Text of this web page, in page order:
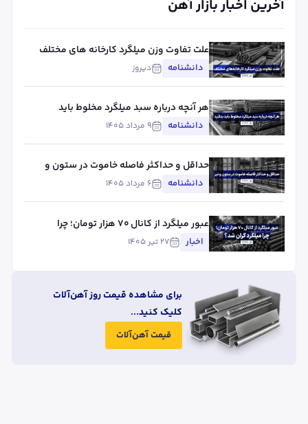
آخرین اخبار بازار آهن
علت تفاوت وزن میلگرد کارخانه های مختلف
چیست؟ بررسی استاندارد، تلورانس و عوامل
مؤثر
دانشنامه دیروز
هر آنچه درباره سبد میلگرد مخلوط باید
بدانید
دانشنامه ۹ مرداد ۱۴۰۵
حداقل و حداکثر فاصله خاموت در ستون و
تیر
دانشنامه ۶ مرداد ۱۴۰۵
عبور میلگرد از کانال ۷۰ هزار تومان؛ چرا
میلگرد گران شد؟
اخبار ۲۷ تیر ۱۴۰۵
برای مشاهده قیمت روز آهن‌آلات
کلیک کنید...
قیمت آهن‌آلات